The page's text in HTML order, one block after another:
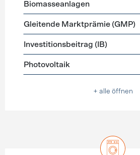
Biomasseanlagen
Gleitende Marktprämie (GMP)
Investitionsbeitrag (IB)
Photovoltaik
+ alle öffnen